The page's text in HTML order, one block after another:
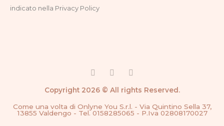
indicato nella Privacy Policy
F
c
b
o
I
s
a
g
G
o
g
l
e
Copyright 2026 © All rights Reserved.
Come una volta di Onlyne You S.r.l. - Via Quintino Sella 37,
13855 Valdengo - Tel. 0158285065 - P.Iva 02808170027